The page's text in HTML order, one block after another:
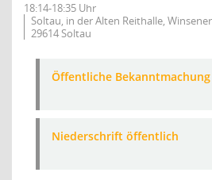
18:14-18:35 Uhr
Soltau, in der Alten Reithalle,
29614 Soltau
Öffentliche Bekanntmachung
Niederschrift öffentlich